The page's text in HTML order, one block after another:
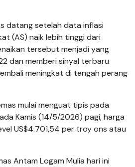
datang setelah data inflasi
(AS) naik lebih tinggi dari
tersebut menjadi yang
dan memberi sinyal terbaru
meningkat di tengah perang
mulai menguat tipis pada
Kamis (14/5/2026) pagi, harga
US$4.701,54 per troy ons atau
Antam Logam Mulia hari ini